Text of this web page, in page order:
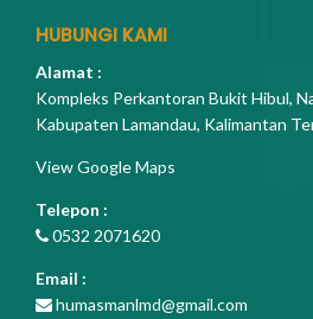
HUBUNGI KAMI
Alamat :
Kompleks Perkantoran Bukit Hibul,
Kabupaten Lamandau, Kalimantan
View Google Maps
Telepon :
0532 2071620
Email :
humasmanlmd@gmail.com